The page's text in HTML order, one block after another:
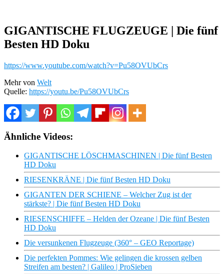
GIGANTISCHE FLUGZEUGE | Die fünf
Besten HD Doku
https://www.youtube.com/watch?v=Pu58OVUbCrs
Mehr von Welt
Quelle: https://youtu.be/Pu58OVUbCrs
Ähnliche Videos:
GIGANTISCHE LÖSCHMASCHINEN | Die fünf Besten
HD Doku
RIESENKRÄNE | Die fünf Besten HD Doku
GIGANTEN DER SCHIENE – Welcher Zug ist der
stärkste? | Die fünf Besten HD Doku
RIESENSCHIFFE – Helden der Ozeane | Die fünf Besten
HD Doku
Die versunkenen Flugzeuge (360° – GEO Reportage)
Die perfekten Pommes: Wie gelingen die krossen gelben
Streifen am besten? | Galileo | ProSieben